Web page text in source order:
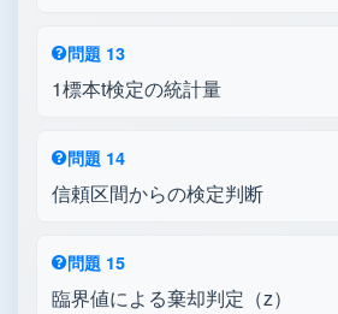
問題 13
1標本t検定の統計量
問題 14
信頼区間からの検定判断
問題 15
臨界値による棄却判定（z）